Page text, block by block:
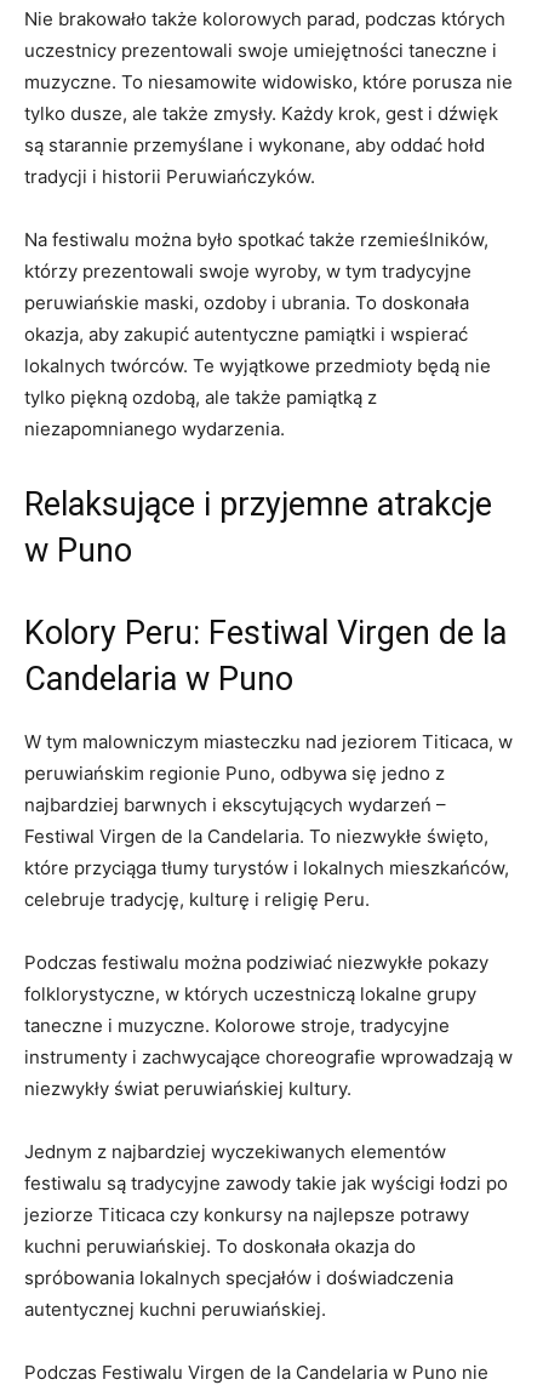
Nie⁣ brakowało także ⁤kolorowych parad, podczas których
uczestnicy prezentowali swoje umiejętności taneczne ‌i
muzyczne. ‍To niesamowite‌ widowisko, które porusza nie
tylko dusze, ale także ‌zmysły. Każdy‌ krok, gest i dźwięk‍
są​ starannie ⁤przemyślane i wykonane, aby‌ oddać hołd
tradycji ⁤i historii Peruwiańczyków.
Na​ festiwalu ⁣można było spotkać także​ rzemieślników,
⁤którzy​ prezentowali​ swoje wyroby, w tym ‌tradycyjne
peruwiańskie maski, ozdoby​ i ​ubrania. To ‌doskonała
okazja, aby zakupić autentyczne pamiątki i wspierać
⁤lokalnych twórców. ‍Te wyjątkowe⁤ przedmioty będą nie
tylko ‌piękną ozdobą, ale także pamiątką z
niezapomnianego wydarzenia.
Relaksujące i przyjemne ‌atrakcje
w ⁢Puno
Kolory Peru:‌ Festiwal​ Virgen de la
Candelaria ⁣w Puno
W tym ‌malowniczym miasteczku nad jeziorem ⁢Titicaca, w
‌peruwiańskim regionie ​Puno, odbywa się jedno z
najbardziej barwnych‍ i ekscytujących ⁤wydarzeń –
Festiwal⁣ Virgen de la​ Candelaria. To niezwykłe ‍święto,
które​ przyciąga tłumy turystów‍ i lokalnych⁢ mieszkańców,
celebruje‍ tradycję, kulturę i religię Peru.
Podczas festiwalu można podziwiać niezwykłe pokazy
folklorystyczne, w ‌których ⁢uczestniczą⁣ lokalne grupy
taneczne i muzyczne.‌ Kolorowe stroje, tradycyjne
instrumenty i zachwycające choreografie ⁤wprowadzają w
niezwykły⁤ świat ​peruwiańskiej⁢ kultury.
Jednym z najbardziej wyczekiwanych ⁤elementów
‌festiwalu ⁤są tradycyjne zawody⁢ takie jak wyścigi łodzi po
jeziorze Titicaca czy ⁤konkursy na najlepsze⁤ potrawy
kuchni peruwiańskiej. To doskonała okazja do
spróbowania lokalnych specjałów i doświadczenia ​
autentycznej kuchni ⁢peruwiańskiej.
Podczas ⁣Festiwalu Virgen de la Candelaria⁤ w Puno⁤ nie